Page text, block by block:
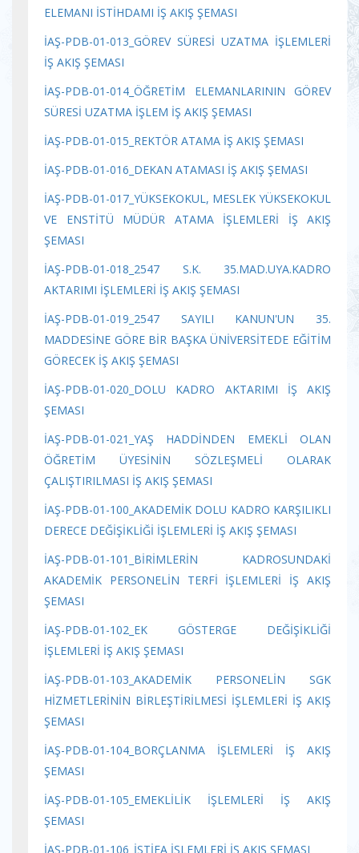
ELEMANI İSTİHDAMI İŞ AKIŞ ŞEMASI
İAŞ-PDB-01-013_GÖREV SÜRESİ UZATMA İŞLEMLERİ
İŞ AKIŞ ŞEMASI
İAŞ-PDB-01-014_ÖĞRETİM ELEMANLARININ GÖREV
SÜRESİ UZATMA İŞLEM İŞ AKIŞ ŞEMASI
İAŞ-PDB-01-015_REKTÖR ATAMA İŞ AKIŞ ŞEMASI
İAŞ-PDB-01-016_DEKAN ATAMASI İŞ AKIŞ ŞEMASI
İAŞ-PDB-01-017_YÜKSEKOKUL, MESLEK YÜKSEKOKUL
VE ENSTİTÜ MÜDÜR ATAMA İŞLEMLERİ İŞ AKIŞ
ŞEMASI
İAŞ-PDB-01-018_2547 S.K. 35.MAD.UYA.KADRO
AKTARIMI İŞLEMLERİ İŞ AKIŞ ŞEMASI
İAŞ-PDB-01-019_2547 SAYILI KANUN'UN 35.
MADDESİNE GÖRE BİR BAŞKA ÜNİVERSİTEDE EĞİTİM
GÖRECEK İŞ AKIŞ ŞEMASI
İAŞ-PDB-01-020_DOLU KADRO AKTARIMI İŞ AKIŞ
ŞEMASI
İAŞ-PDB-01-021_YAŞ HADDİNDEN EMEKLİ OLAN
ÖĞRETİM ÜYESİNİN SÖZLEŞMELİ OLARAK
ÇALIŞTIRILMASI İŞ AKIŞ ŞEMASI
İAŞ-PDB-01-100_AKADEMİK DOLU KADRO KARŞILIKLI
DERECE DEĞİŞİKLİĞİ İŞLEMLERİ İŞ AKIŞ ŞEMASI
İAŞ-PDB-01-101_BİRİMLERİN KADROSUNDAKİ
AKADEMİK PERSONELİN TERFİ İŞLEMLERİ İŞ AKIŞ
ŞEMASI
İAŞ-PDB-01-102_EK GÖSTERGE DEĞİŞİKLİĞİ
İŞLEMLERİ İŞ AKIŞ ŞEMASI
İAŞ-PDB-01-103_AKADEMİK PERSONELİN SGK
HİZMETLERİNİN BİRLEŞTİRİLMESİ İŞLEMLERİ İŞ AKIŞ
ŞEMASI
İAŞ-PDB-01-104_BORÇLANMA İŞLEMLERİ İŞ AKIŞ
ŞEMASI
İAŞ-PDB-01-105_EMEKLİLİK İŞLEMLERİ İŞ AKIŞ
ŞEMASI
İAŞ-PDB-01-106_İSTİFA İŞLEMLERİ İŞ AKIŞ ŞEMASI